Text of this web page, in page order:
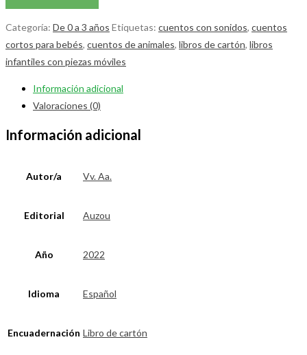
Categoría: De 0 a 3 años Etiquetas: cuentos con sonidos, cuentos
cortos para bebés, cuentos de animales, libros de cartón, libros
infantiles con piezas móviles
Información adicional
Valoraciones (0)
Información adicional
Autor/a Vv. Aa.
Editorial Auzou
Año 2022
Idioma Español
Encuadernación Libro de cartón